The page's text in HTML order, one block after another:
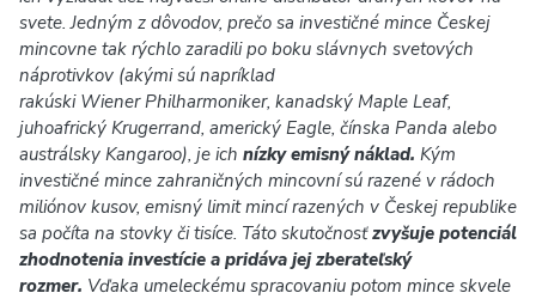
svete. Jedným z dôvodov, prečo sa investičné mince Českej
mincovne tak rýchlo zaradili po boku slávnych svetových
náprotivkov (akými sú napríklad
rakúski Wiener Philharmoniker, kanadský Maple Leaf,
juhoafrický Krugerrand, americký Eagle, čínska Panda alebo
austrálsky Kangaroo), je ich nízky emisný náklad. Kým
investičné mince zahraničných mincovní sú razené v rádoch
miliónov kusov, emisný limit mincí razených v Českej republike
sa počíta na stovky či tisíce. Táto skutočnosťzvyšuje potenciál
zhodnotenia investície a pridáva jej zberateľský
rozmer. Vďaka umeleckému spracovaniu potom mince skvele